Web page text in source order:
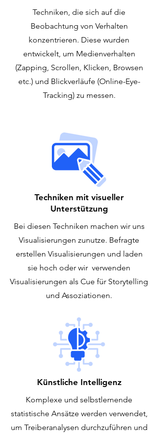
Techniken, die sich auf die
Beobachtung von Verhalten
konzentrieren. Diese wurden
entwickelt, um Medienverhalten
(Zapping, Scrollen, Klicken, Browsen
etc.) und Blickverläufe (Online-Eye-
Tracking) zu messen.
Techniken mit visueller
Unterstützung
Bei diesen Techniken machen wir uns
Visualisierungen zunutze. Befragte
erstellen Visualisierungen und laden
sie hoch oder wir verwenden
Visualisierungen als Cue für Storytelling
und Assoziationen.
Künstliche Intelligenz
Komplexe und selbstlernende
statistische Ansätze werden verwendet,
um Treiberanalysen durchzuführen und